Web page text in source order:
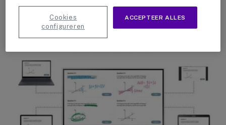
ACCEPTEER ALLES
Cookies
configureren